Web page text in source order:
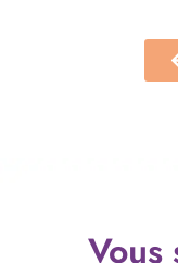
Vous